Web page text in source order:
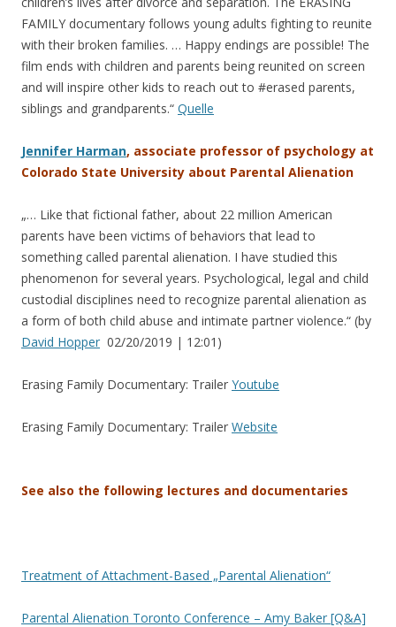
FAMILY documentary follows young adults fighting to reunite
with their broken families. … Happy endings are possible! The
film ends with children and parents being reunited on screen
and will inspire other kids to reach out to #erased parents,
siblings and grandparents.“ Quelle
Jennifer Harman, associate professor of psychology at
Colorado State University about Parental Alienation
„… Like that fictional father, about 22 million American
parents have been victims of behaviors that lead to
something called parental alienation. I have studied this
phenomenon for several years. Psychological, legal and child
custodial disciplines need to recognize parental alienation as
a form of both child abuse and intimate partner violence.“ (by
David Hopper 02/20/2019 | 12:01 )
Erasing Family Documentary: Trailer Youtube
Erasing Family Documentary: Trailer Website
See also the following lectures and documentaries
Treatment of Attachment-Based „Parental Alienation“
Parental Alienation Toronto Conference – Amy Baker [Q&A]